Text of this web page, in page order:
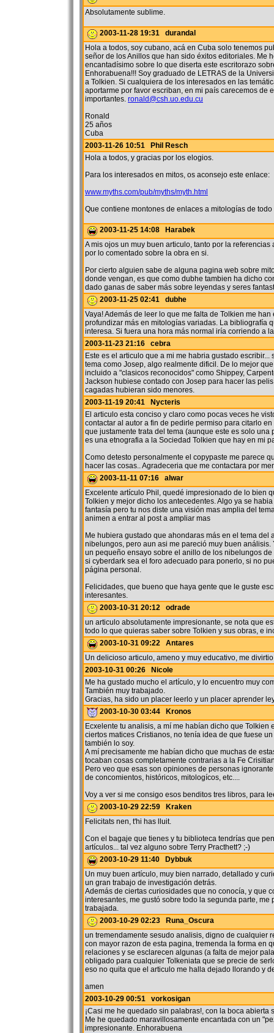
Absolutamente sublime.
2003-11-28 19:31 durandal
Hola a todos, soy cubano, acá en Cuba solo tenemos
señor de los Anillos que han sido éxitos editoriales. Me
encantadísimo sobre lo que diserta este escritorazo
Enhorabuena!!! Soy graduado de LETRAS de la
a Tolkien. Si cualquiera de los interesados en las
aportarme por favor escriban, en mi país carecemos de
importantes. ronald@csh.uo.edu.cu
Ronald
25 años
Cuba
2003-11-26 10:51 Phil Resch
Hola a todos, y gracias por los elogios.
Para los interesados en mitos, os aconsejo este enlace:
www.myths.com/pub/myths/myth.html
Que contiene montones de enlaces a mitologías de todo
2003-11-25 14:08 Harabek
A mis ojos un muy buen articulo, tanto por la referencias
por lo comentado sobre la obra en si.
Por cierto alguien sabe de alguna pagina web sobre
donde vengan, es que como dubhe tambien ha dicho
dado ganas de saber más sobre leyendas y seres
2003-11-25 02:41 dubhe
Vaya! Además de leer lo que me falta de Tolkien me
profundizar más en mitologías variadas. La bibliografía
interesa. Si fuera una hora más normal iría corriendo a
2003-11-23 21:16 cebra
Este es el articulo que a mi me habria gustado escribir...
tema como Josep, algo realmente dificil. De lo mejor
incluido a "clasicos reconocidos" como Shippey,
Jackson hubiese contado con Josep para hacer las
cagadas hubieran sido menores.
2003-11-19 20:41 Nycteris
El articulo esta conciso y claro como pocas veces he
contactar al autor a fin de pedirle permiso para citarlo
que justamente trata del tema (aunque este es solo una
es una etnografia a la Sociedad Tolkien que hay en mi
Como detesto personalmente el copypaste me parece
hacer las cosas.. Agradeceria que me contactara por
2003-11-11 07:16 alwar
Excelente artículo Phil, quedé impresionado de lo bien
Tolkien y mejor dicho los antecedentes. Algo ya se
fantasía pero tu nos diste una visión mas amplia del
animen a entrar al post a ampliar mas
Me hubiera gustado que ahondaras más en el tema del
nibelungos, pero aun asi me pareció muy buen análisis.
un pequeño ensayo sobre el anillo de los nibelungos
si cyberdark sea el foro adecuado para ponerlo, si no
página personal.
Felicidades, que bueno que haya gente que le guste
interesantes.
2003-10-31 20:12 odrade
un articulo absolutamente impresionante, se nota que
todo lo que quieras saber sobre Tolkien y sus obras, e
2003-10-31 09:22 Antares
Un delicioso articulo, ameno y muy educativo, me
2003-10-31 00:26 Nicole
Me ha gustado mucho el artículo, y lo encuentro muy
También muy trabajado.
Gracias, ha sido un placer leerlo y un placer aprender
2003-10-30 03:44 Kronos
Ecxelente tu analisis, a mí me habían dicho que Tolkien
ciertos matices Cristianos, no tenía idea de que fuese
también lo soy.
A mí precisamente me habían dicho que muchas de
tocaban cosas completamente contrarias a la Fe
Pero veo que esas son opiniones de personas
de concomientos, históricos, mitologícos, etc....
Voy a ver si me consigo esos benditos tres libros, para
2003-10-29 22:59 Kraken
Felicitats nen, t'hi has lluit.
Con el bagaje que tienes y tu biblioteca tendrías que
artículos... tal vez alguno sobre Terry Practhett? ;-)
2003-10-29 11:40 Dybbuk
Un muy buen artículo, muy bien narrado, detallado y
un gran trabajo de investigación detrás.
Además de ciertas curiosidades que no conocía, y que
interesantes, me gustó sobre todo la segunda parte, me
trabajada.
2003-10-29 02:23 Runa_Oscura
un tremendamente sesudo analisis, digno de cualquier
con mayor razon de esta pagina, tremenda la forma en
relaciones y se esclarecen algunas (a falta de mejor
obligado para cualquier Tolkeniata que se precie de
eso no quita que el articulo me halla dejado llorando y
amen
2003-10-29 00:51 vorkosigan
¡Casi me he quedado sin palabras!, con la boca abierta
Me he quedado maravillosamente encantada con un
impresionante. Enhorabuena